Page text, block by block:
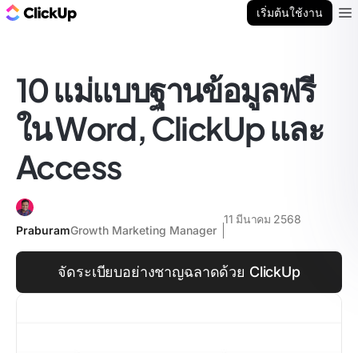
เริ่มต้นใช้งาน
10 แม่แบบฐานข้อมูลฟรี
ใน Word, ClickUp และ
Access
PraburamGrowth Marketing Manager
11 มีนาคม 2568
จัดระเบียบอย่างชาญฉลาดด้วย ClickUp